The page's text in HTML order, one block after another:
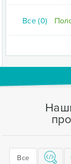
Все (0)
Все